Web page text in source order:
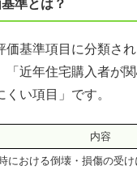
準とは？
価基準項目に分類さ
「近年住宅購入者が関
くい項目」です。
内容
における倒壊・損傷の受